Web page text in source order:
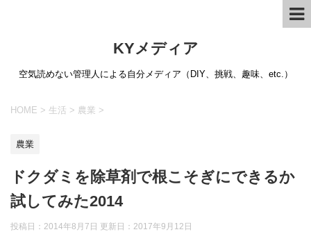
KYメディア
空気読めない管理人による自分メディア（DIY、挑戦、趣味、etc.）
HOME > 生活 > 農業 >
農業
ドクダミを除草剤で根こそぎにできるか
試してみた2014
投稿日：2014年8月7日 更新日： 2017年9月12日